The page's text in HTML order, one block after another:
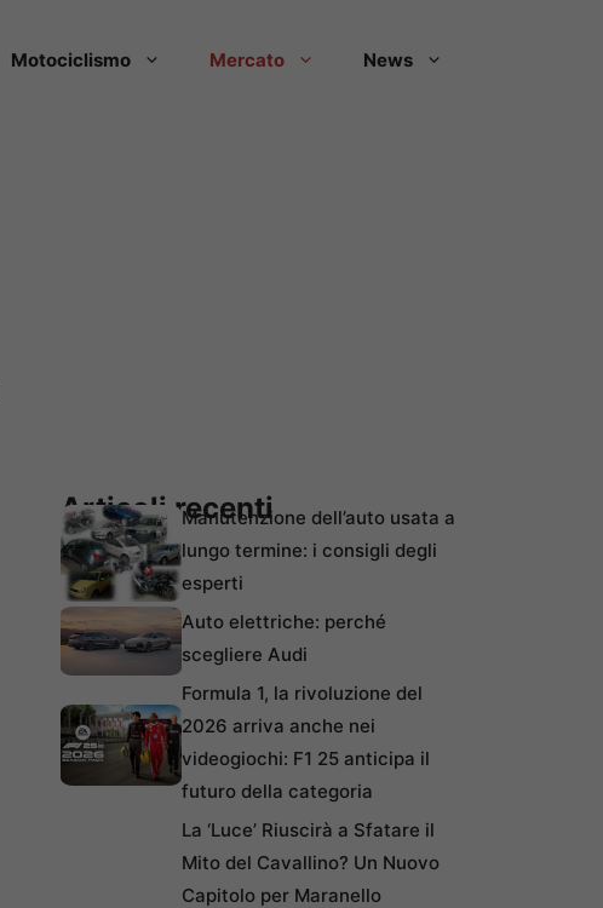
Motociclismo Mercato News
Articoli recentiManutenzione dell’auto usata a
lungo termine: i consigli degli
esperti
Auto elettriche: perché
scegliere Audi
Formula 1, la rivoluzione del
2026 arriva anche nei
videogiochi: F1 25 anticipa il
futuro della categoria
La ‘Luce’ Riuscirà a Sfatare il
Mito del Cavallino? Un Nuovo
Capitolo per Maranello